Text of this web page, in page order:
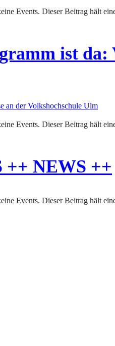
ist
++ NEWS ++